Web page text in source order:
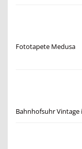
Fototapete Medusa
Bahnhofsuhr